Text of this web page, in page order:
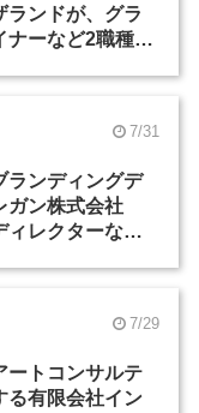
ランドが、グラ
ナーなど2職種を
7/31
ランディングデ
ガン株式会社
レクターなど3
7/29
ートコンサルテ
る有限会社イン